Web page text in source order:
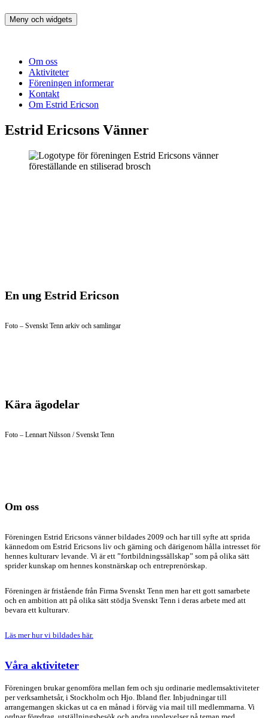
till
Estrid Ericsons Vänner
Meny och widgets
Om oss
Aktiviteter
Föreningen informerar
Kontakt
Om Estrid Ericson
Estrid Ericsons Vänner
En ung Estrid Ericson
Foto – Svenskt Tenn arkiv och samlingar
Kära ägodelar
Foto – Lennart Nilsson / Svenskt Tenn
Om oss
Föreningen Estrid Ericsons vänner bildades 2009 och har till syfte att sprida
kännedom om Estrid Ericsons liv och gärning och därigenom hålla intresset för
hennes kulturarv levande. Vi är ett ”fortbildningssällskap” som på olika sätt
sprider kunskap om hennes konstnärskap och entreprenörskap.
Föreningen är fristående från Firma Svenskt Tenn men har ett gott samarbete
och en ambition att på olika sätt stödja Svenskt Tenn i deras arbete med att
bevara ett kulturarv.
Läs mer hur vi bildades här.
Våra aktiviteter
Föreningen brukar genomföra mellan fem och sju ordinarie medlemsaktiviteter
per verksamhetsår, i Stockholm och Hjo. Ibland fler. Inbjudningar till
arrangemangen skickas ut ca en månad i förväg via mail till medlemmarna. Vi